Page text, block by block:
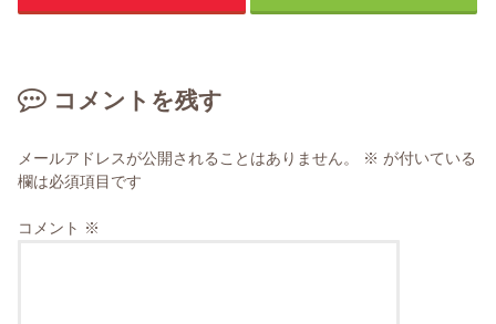
コメントを残す
メールアドレスが公開されることはありません。 ※ が付いている
欄は必須項目です
コメント ※